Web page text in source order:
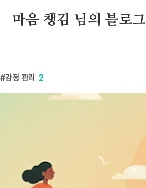
마음 챙김 님의 블로그
감정 관리 2